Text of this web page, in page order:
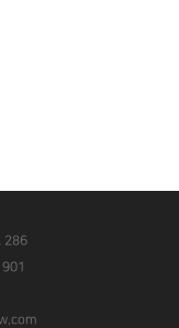
286